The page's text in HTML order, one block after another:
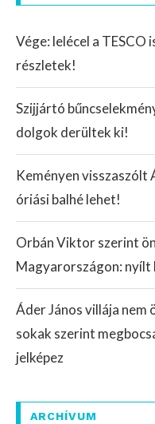
Vége: lelécel a TESCO
részletek!
Szijjártó
dolgok derültek ki!
Keményen visszaszólt
óriási balhé lehet!
Orbán Viktor szerint
Magyarországon: nyílt
Áder János villája nem
sokak szerint
jelképez
ARCHÍVUM